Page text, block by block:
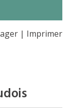
| Imprimer